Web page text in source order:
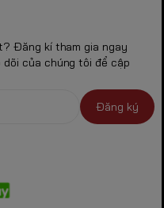
Đăng kí tham gia ngay
của chúng tôi để cập
Đăng ký